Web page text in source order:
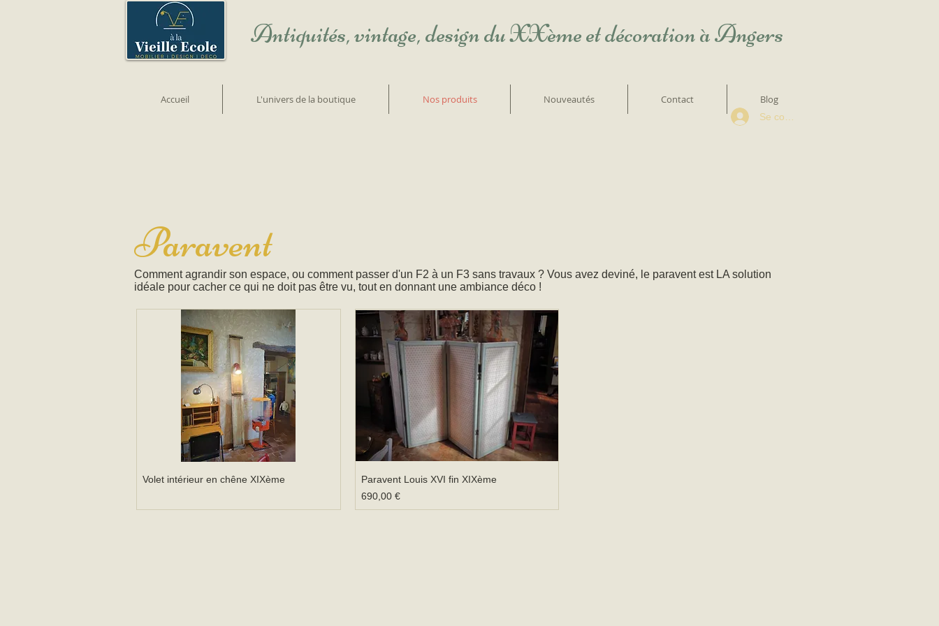
Antiquités, vintage, design du XXème et décoration à Angers
Se connecter
Accueil L'univers de la boutique Nos produits Nouveautés Contact Blog
Paravent
Comment agrandir son espace, ou comment passer d'un F2 à un F3 sans travaux ? Vous avez deviné, le paravent est LA solution
idéale pour cacher ce qui ne doit pas être vu, tout en donnant une ambiance déco !
Volet intérieur en chêne XIXème
Paravent Louis XVI fin XIXème
Prix
690,00 €